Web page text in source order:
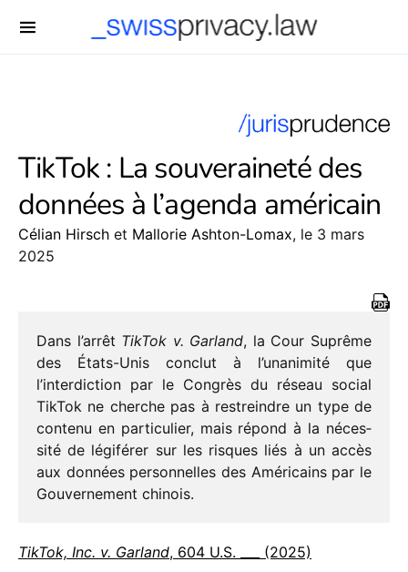
TikTok : La souveraineté des
données à l’agenda américain
Célian Hirsch et Mallorie Ashton-Lomax, le 3 mars
2025
Dans l’arrêt TikTok v. Garland, la Cour Suprême
des États-Unis conclut à l’unanimité que
l’interdiction par le Congrès du réseau social
TikTok ne cherche pas à restreindre un type de
contenu en parti­cu­lier, mais répond à la néces­
sité de légi­fé­rer sur les risques liés à un accès
aux données person­nelles des Américains par le
Gouvernement chinois.
TikTok, Inc. v. Garland, 604 U.S. _​_​_​ (2025)